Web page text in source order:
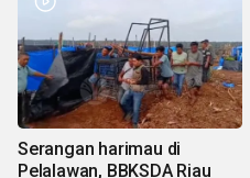
Serangan harimau di
Pelalawan, BBKSDA Riau